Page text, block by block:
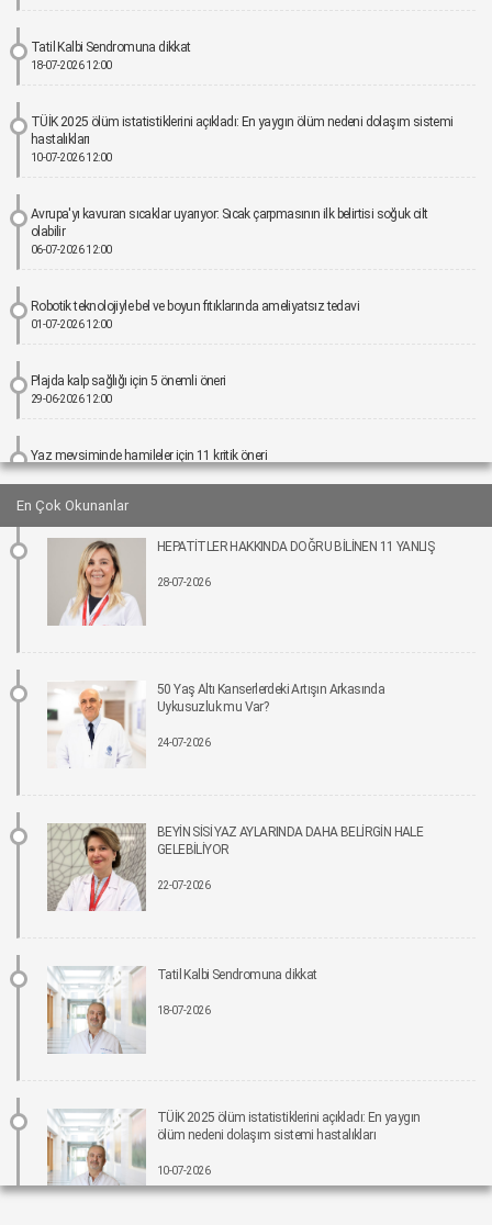
Tatil Kalbi Sendromuna dikkat
18-07-2026 12:00
TÜİK 2025 ölüm istatistiklerini açıkladı: En yaygın ölüm nedeni dolaşım sistemi
hastalıkları
10-07-2026 12:00
Avrupa'yı kavuran sıcaklar uyarıyor: Sıcak çarpmasının ilk belirtisi soğuk cilt
olabilir
06-07-2026 12:00
Robotik teknolojiyle bel ve boyun fıtıklarında ameliyatsız tedavi
01-07-2026 12:00
Plajda kalp sağlığı için 5 önemli öneri
29-06-2026 12:00
Yaz mevsiminde hamileler için 11 kritik öneri
25-06-2026 12:00
Kız çocuklarında idrar yolu enfeksiyonu riski 4 kata kadar artabiliyor
24-06-2026 12:00
Bel Ağrıları Basit Önlemlerle Kontrol Altına Alınabilir
17-06-2026 12:00
Tıpta Yeni Dönemin Adı: Eş Zamanlı Kombine Cerrahiler
16-06-2026 12:00
İmplant tedavisinde aynı gün yeni diş mümkün
Parkinson riskinde çevresel faktörler öne çıkıyor!
15-06-2026 12:00
Fonksiyonel Tıp Hastalığın Değil, Nedenin Peşine Düşüyor
Sigara Kullanım ve Bırakma Davranışları Akademisi Ulusal Tütün Kontrolü
Kongresi’nde Yer Aldı
10-06-2026 12:00
08-06-2026 12:00
Pankreas kanserinde umut veren gelişme: Yeni tedavi, yaşam süresini yaklaşık iki
katına çıkarabilir.
En Çok Okunanlar
HEPATİTLER HAKKINDA DOĞRU BİLİNEN 11 YANLIŞ
28-07-2026
50 Yaş Altı Kanserlerdeki Artışın Arkasında
Uykusuzluk mu Var?
24-07-2026
BEYİN SİSİ YAZ AYLARINDA DAHA BELİRGİN HALE
GELEBİLİYOR
22-07-2026
Tatil Kalbi Sendromuna dikkat
18-07-2026
TÜİK 2025 ölüm istatistiklerini açıkladı: En yaygın
ölüm nedeni dolaşım sistemi hastalıkları
10-07-2026